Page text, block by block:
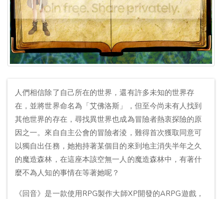
人們相信除了自己所在的世界，還有許多未知的世界存
在，並將世界命名為「艾佛洛斯」，但至今尚未有人找到
其他世界的存在，尋找異世界也成為冒險者熱衷探險的原
因之一。來自自主公會的冒險者淩，難得首次獲取同意可
以獨自出任務，她抱持著某個目的來到地主消失半年之久
的魔造森林，在這座本該空無一人的魔造森林中，有著什
麼不為人知的事情在等著她呢？
《回音》是一款使用RPG製作大師XP開發的ARPG遊戲，